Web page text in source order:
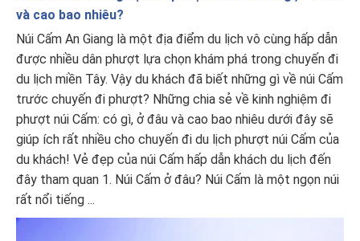
và cao bao nhiêu?
Núi Cấm An Giang là một địa điểm du lịch vô cùng hấp dẫn
được nhiều dân phượt lựa chọn khám phá trong chuyến đi
du lịch miền Tây. Vậy du khách đã biết những gì về núi Cấm
trước chuyến đi phượt? Những chia sẻ về kinh nghiệm đi
phượt núi Cấm: có gì, ở đâu và cao bao nhiêu dưới đây sẽ
giúp ích rất nhiều cho chuyến đi du lịch phượt núi Cấm của
du khách! Vẻ đẹp của núi Cấm hấp dẫn khách du lịch đến
đây tham quan 1. Núi Cấm ở đâu? Núi Cấm là một ngọn núi
rất nổi tiếng ...